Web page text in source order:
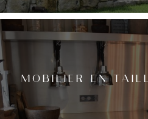
MOBILIER EN